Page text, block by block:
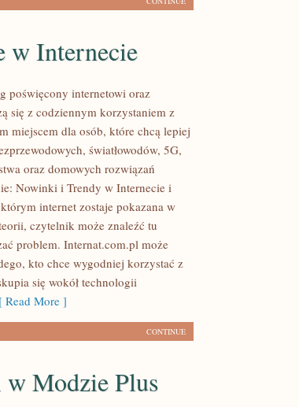
w Internecie
poświęcony internetowi oraz
się z codziennym korzystaniem z
miejscem dla osób, które chcą lepiej
światłowodów, 5G,
oraz domowych rozwiązań
Nowinki i Trendy w Internecie i
internet zostaje pokazana w
czytelnik może znaleźć tu
problem. Internat.com.pl może
kto chce wygodniej korzystać z
się wokół technologii
Read More ]
CONTINUE
Modzie Plus